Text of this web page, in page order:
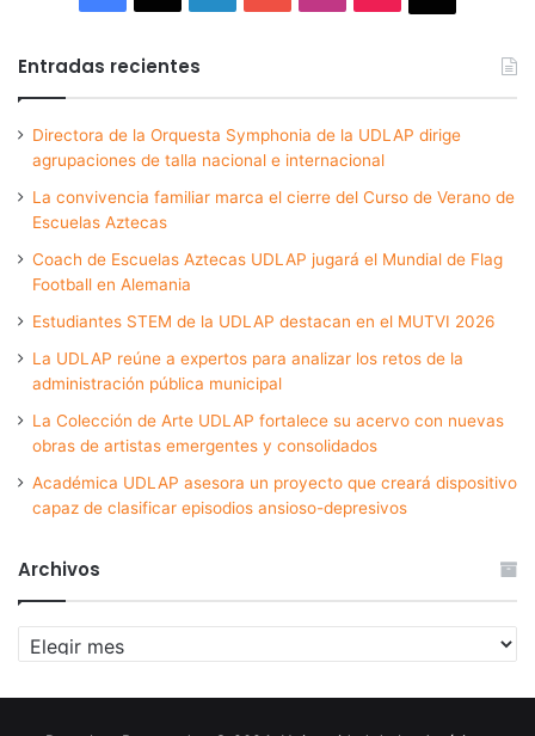
Entradas recientes
Directora de la Orquesta Symphonia de la UDLAP dirige
agrupaciones de talla nacional e internacional
La convivencia familiar marca el cierre del Curso de Verano de
Escuelas Aztecas
Coach de Escuelas Aztecas UDLAP jugará el Mundial de Flag
Football en Alemania
Estudiantes STEM de la UDLAP destacan en el MUTVI 2026
La UDLAP reúne a expertos para analizar los retos de la
administración pública municipal
La Colección de Arte UDLAP fortalece su acervo con nuevas
obras de artistas emergentes y consolidados
Académica UDLAP asesora un proyecto que creará dispositivo
capaz de clasificar episodios ansioso-depresivos
Archivos
Archivos